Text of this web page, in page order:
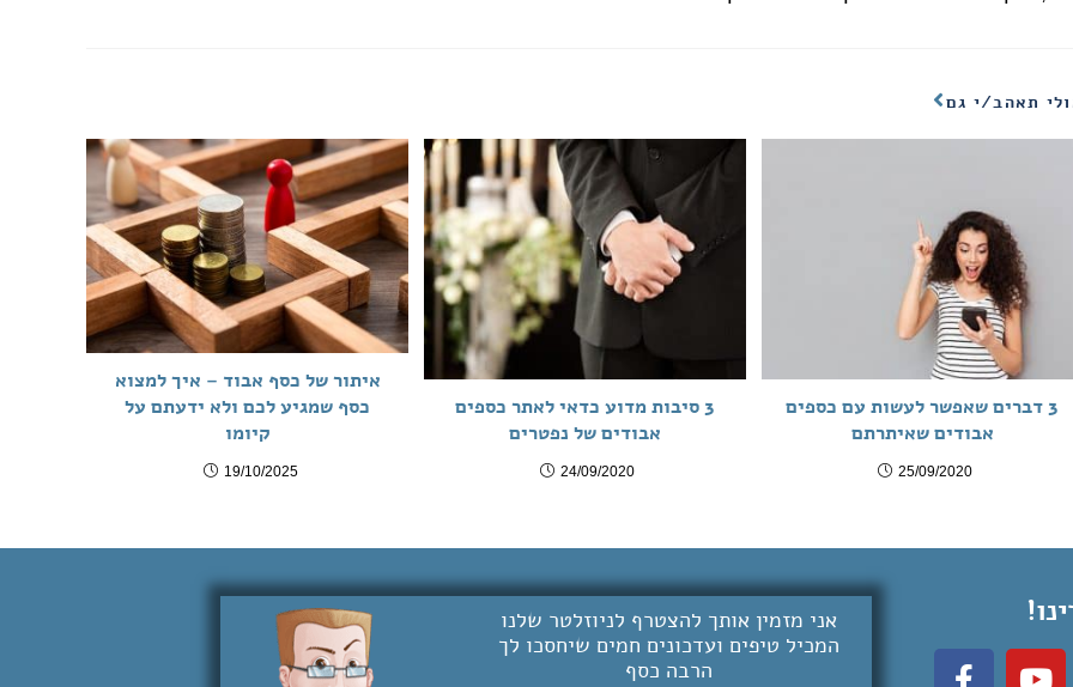
תאהב/י גם
איתור של כסף אבוד – איך למצוא
כסף שמגיע לכם ולא ידעתם על
קיומו
19/10/2025
3 סיבות מדוע כדאי לאתר כספים
אבודים של נפטרים
24/09/2020
3 דברים שאפשר לעשות עם כספים
אבודים שאיתרתם
25/09/2020
אני מזמין אותך להצטרף לניוזלטר שלנו
המכיל טיפים ועדכונים חמים שיחסכו לך
הרבה כסף